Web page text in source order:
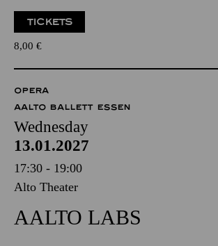
TICKETS
8,00 €
OPERA
AALTO BALLETT ESSEN
Wednesday
13.01.2027
17:30 - 19:00
Alto Theater
AALTO LABS